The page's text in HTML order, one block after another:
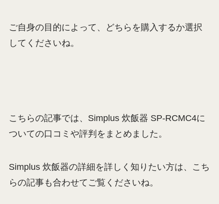
ご自身の目的によって、どちらを購入するか選択
してくださいね。
こちらの記事では、Simplus 炊飯器 SP-RCMC4に
ついての口コミや評判をまとめました。
Simplus 炊飯器の詳細を詳しく知りたい方は、こち
らの記事も合わせてご覧くださいね。